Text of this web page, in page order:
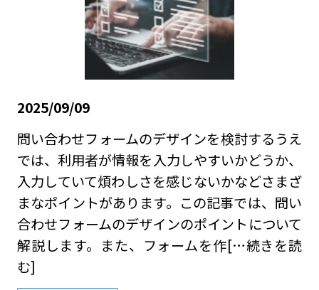
2025/09/09
問い合わせフォームのデザインを検討するうえ
では、利用者が情報を入力しやすいかどうか、
入力していて煩わしさを感じないかなどさまざ
まなポイントがあります。この記事では、問い
合わせフォームのデザインのポイントについて
解説します。また、フォームを作[…続きを読
む]